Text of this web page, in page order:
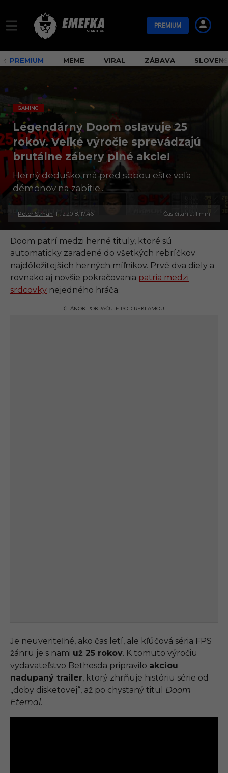
PREMIUM
PREMIUM MEME VIRAL ZÁBAVA
GAMING
Legendárny Doom oslavuje 25
rokov. Veľké výročie sprevádzajú
brutálne zábery plné akcie!
Herný deduško má pred sebou ešte veľa
démonov na zabitie...
Peter Strhan 11.12.2018, 17:46
3
.
0
.
2
0
2
1
Čas čítania: 1 min
Doom patrí medzi herné tituly, ktoré sú
automaticky zaradené do všetkých rebríčkov
najdôležitejších herných míľnikov. Prvé dva diely a
rovnako aj novšie pokračovania patria medzi
srdcovky nejedného hráča.
ČLÁNOK POKRAČUJE POD REKLAMOU
Je neuveriteľné, ako čas letí, ale kľúčová séria FPS
žánru je s nami už 25 rokov. K tomuto výročiu
vydavateľstvo Bethesda pripravilo akciou
nadupaný trailer, ktorý zhrňuje históriu série od
„doby disketovej“, až po chystaný titul Doom
Eternal.